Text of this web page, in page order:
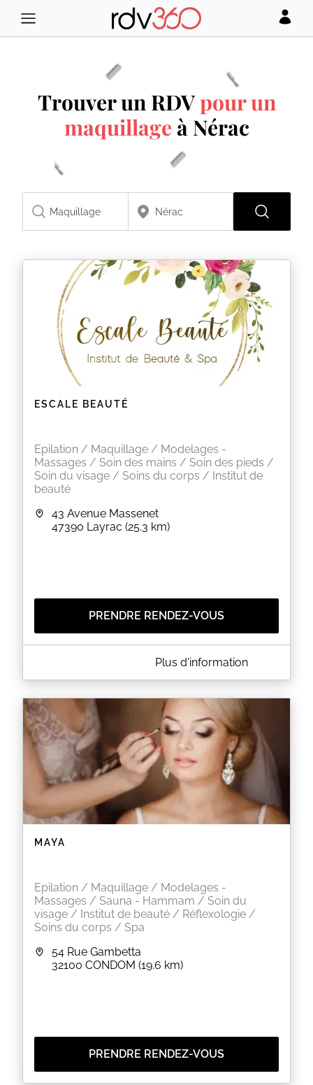
Trouver un RDVpour un
maquillage à Nérac
ESCALE BEAUTÉ
Epilation / Maquillage / Modelages -
Massages / Soin des mains / Soin des pieds /
Soin du visage / Soins du corps / Institut de
beauté
43 Avenue Massenet
47390 Layrac (25.3 km)
PRENDRE RENDEZ-VOUS
A PROPOS DE ESCALE BEAUTÉ
L'institut & Spa Escale Beauté vous accueille pour
raffiné au service de votre beauté et de votre bien-
être.
Je vous propose une palette de soins uniques : Spa,
massages, soins du corps et du visage prodigués à
base de produits naturels et made in France ;
nouvelles technologies minceur et anti-âge, beauté
des mains et des pieds, épilations, rehaussement
de cils et maquillage… un véritable moment de
douceur pour le corps et l'esprit.
EN SAVOIR PLUS
Plus d'information
MAYA
Epilation / Maquillage / Modelages -
Massages / Sauna - Hammam / Soin du
visage / Institut de beauté / Réflexologie /
Soins du corps / Spa
54 Rue Gambetta
32100 CONDOM (19.6 km)
PRENDRE RENDEZ-VOUS